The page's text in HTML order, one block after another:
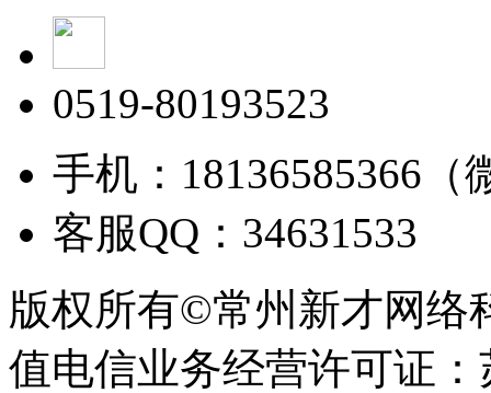
0519-80193523
手机：18136585366（
客服QQ：34631533
版权所有©常州新才网络
值电信业务经营许可证